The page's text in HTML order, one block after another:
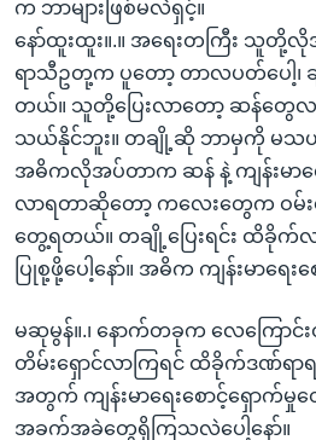
က ဘာများဖြစ်မလဲရှင့်။
နော်ထူးထူး။.။ အရေးတကြီး သူတို့
ရာသီဥတု့က ပူတော့ တာလပတ်ပေါ့၊ ခ
တယ်။ သူတို့ပြေးလာတော့ ဆန်တွေလည်း
သယ်နိုင်ဘူး။ တချို့ဆို ဘာမှကို မသ
အဓိကလိုအပ်တာက ဆန် နဲ့ ကျန်းမာရေ
လာရတာဆိုတော့ ကလေးတွေက ဝမ်း
တွေ့ရတယ်။ တချို့ပြေးရင်း ထိခိုက်လ
ပြုစု့ဖို့ပေါ့နော်။ အဓိက ကျန်းမာရေးစ
မဆုမွန်။.၊ နောက်တခုက လေကြော
တိမ်းရှောင်လာကြရင် ထိခိုက်ဒဏ်ရ
အတွက် ကျန်းမာရေးစောင့်ရှောက်
အခက်အခဲတွေရှိကြသလဲပေါ့နော်။